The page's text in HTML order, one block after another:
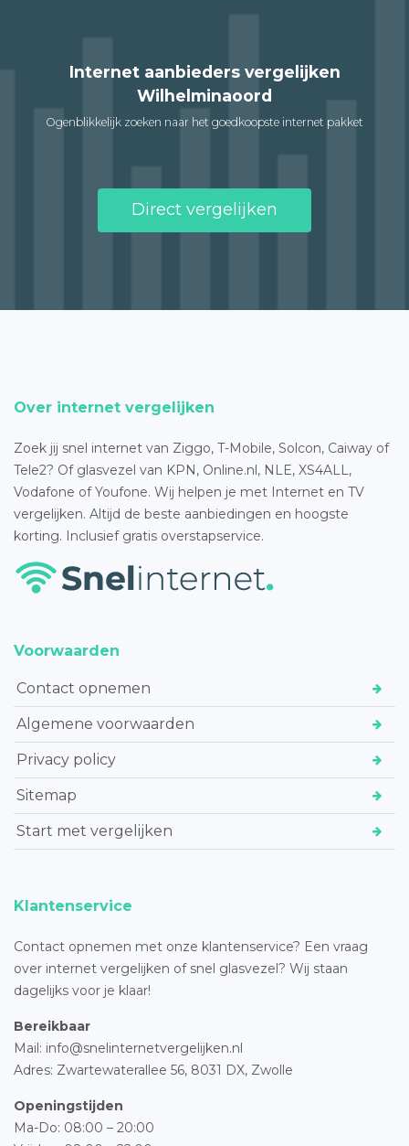
Internet aanbieders vergelijken
Wilhelminaoord
Ogenblikkelijk zoeken naar het goedkoopste internet pakket
Direct vergelijken
Over internet vergelijken
Zoek jij snel internet van Ziggo, T-Mobile, Solcon, Caiway of
Tele2? Of glasvezel van KPN, Online.nl, NLE, XS4ALL,
Vodafone of Youfone. Wij helpen je met Internet en TV
vergelijken. Altijd de beste aanbiedingen en hoogste
korting. Inclusief gratis overstapservice.
Voorwaarden
Contact opnemen
Algemene voorwaarden
Privacy policy
Sitemap
Start met vergelijken
Klantenservice
Contact opnemen met onze klantenservice? Een vraag
over internet vergelijken of snel glasvezel? Wij staan
dagelijks voor je klaar!
Bereikbaar
Mail: info@snelinternetvergelijken.nl
Adres: Zwartewaterallee 56, 8031 DX, Zwolle
Openingstijden
Ma-Do: 08:00 – 20:00